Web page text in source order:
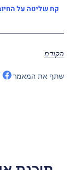
קח שליטה על
הקודם
שתף את המאמר